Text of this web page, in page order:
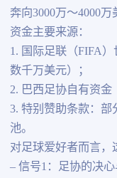
奔向3000万～4000万
资金主要来源：
1. 国际足联（FIFA
数千万美元）；
2. 巴西足协自有资金
3. 特别赞助条款：
池。
对足球爱好者而言，
– 信号1：足协的决心